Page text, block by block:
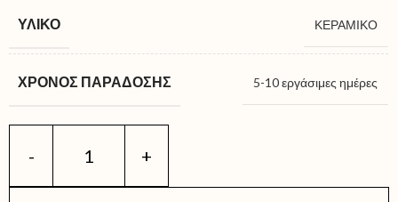
ΥΛΙΚΌ ΚΕΡΑΜΙΚΟ
ΧΡΌΝΟΣ ΠΑΡΆΔΟΣΗΣ 5-10 εργάσιμες ημέρες